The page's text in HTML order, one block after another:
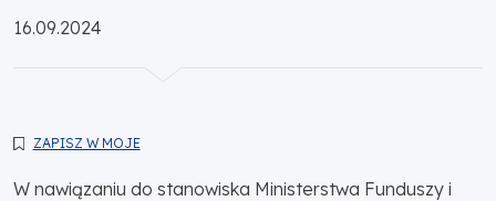
Opublikowano:
16.09.2024
ZAPISZ W MOJE
W nawiązaniu do stanowiska Ministerstwa Funduszy i